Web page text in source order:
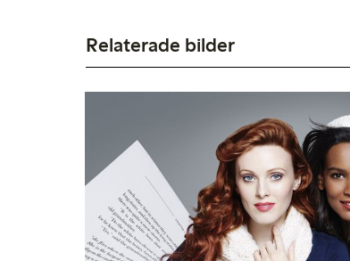
Relaterade bilder